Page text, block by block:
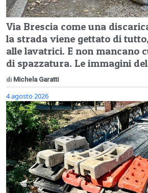
Via Brescia come una
la strada viene gettato di
alle lavatrici. E non mancano
di spazzatura. Le immagini
di Michela Garatti
4 agosto 2026